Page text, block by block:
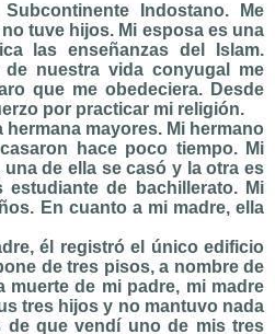
Indostano. Me
tuve hijos. Mi esposa es una
las enseñanzas del Islam.
de nuestra vida conyugal me
que me obedeciera. Desde
por practicar mi religión.
mayores. Mi hermano
hace poco tiempo. Mi
de ella se casó y la otra es
estudiante de bachillerato. Mi
En cuanto a mi madre, ella
él registró el único edificio
de tres pisos, a nombre de
muerte de mi padre, mi madre
tres hijos y no mantuvo nada
de que vendí uno de mis tres